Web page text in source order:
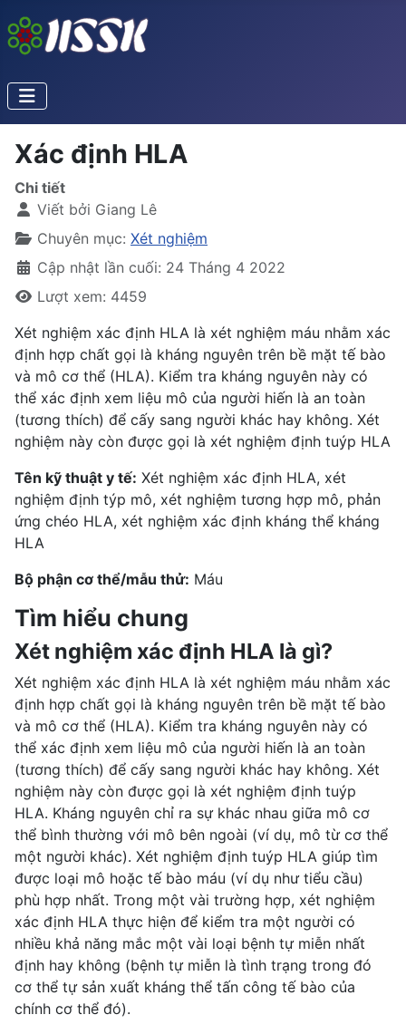
Xác định HLA
Chi tiết
Viết bởi Giang Lê
Chuyên mục: Xét nghiệm
Cập nhật lần cuối: 24 Tháng 4 2022
Lượt xem: 4459
Xét nghiệm xác định HLA là xét nghiệm máu nhằm xác
định hợp chất gọi là kháng nguyên trên bề mặt tế bào
và mô cơ thể (HLA). Kiểm tra kháng nguyên này có
thể xác định xem liệu mô của người hiến là an toàn
(tương thích) để cấy sang người khác hay không. Xét
nghiệm này còn được gọi là xét nghiệm định tuýp HLA
Tên kỹ thuật y tế: Xét nghiệm xác định HLA, xét
nghiệm định týp mô, xét nghiệm tương hợp mô, phản
ứng chéo HLA, xét nghiệm xác định kháng thể kháng
HLA
Bộ phận cơ thể/mẫu thử: Máu
Tìm hiểu chung
Xét nghiệm xác định HLA là gì?
Xét nghiệm xác định HLA là xét nghiệm máu nhằm xác
định hợp chất gọi là kháng nguyên trên bề mặt tế bào
và mô cơ thể (HLA). Kiểm tra kháng nguyên này có
thể xác định xem liệu mô của người hiến là an toàn
(tương thích) để cấy sang người khác hay không. Xét
nghiệm này còn được gọi là xét nghiệm định tuýp
HLA. Kháng nguyên chỉ ra sự khác nhau giữa mô cơ
thể bình thường với mô bên ngoài (ví dụ, mô từ cơ thể
một người khác). Xét nghiệm định tuýp HLA giúp tìm
được loại mô hoặc tế bào máu (ví dụ như tiểu cầu)
phù hợp nhất. Trong một vài trường hợp, xét nghiệm
xác định HLA thực hiện để kiểm tra một người có
nhiều khả năng mắc một vài loại bệnh tự miễn nhất
định hay không (bệnh tự miễn là tình trạng trong đó
cơ thể tự sản xuất kháng thể tấn công tế bào của
chính cơ thể đó).